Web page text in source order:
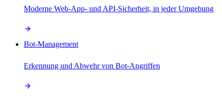
Moderne Web-App- und API-Sicherheit, in jeder Umgebung
Bot-Management
Erkennung und Abwehr von Bot-Angriffen